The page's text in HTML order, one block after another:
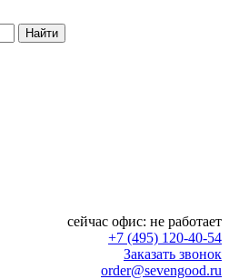
сейчас офис: не работает
+7 (495) 120-40-54
Заказать звонок
order@sevengood.ru